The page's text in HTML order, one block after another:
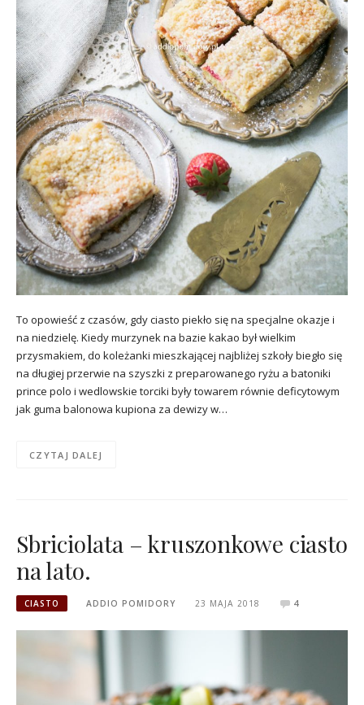
To opowieść z czasów, gdy ciasto piekło się na specjalne okazje i
na niedzielę. Kiedy murzynek na bazie kakao był wielkim
przysmakiem, do koleżanki mieszkającej najbliżej szkoły biegło się
na długiej przerwie na szyszki z preparowanego ryżu a batoniki
prince polo i wedlowskie torciki były towarem równie deficytowym
jak guma balonowa kupiona za dewizy w…
CZYTAJ DALEJ
Sbriciolata – kruszonkowe ciasto
na lato.
CIASTO ADDIO POMIDORY 23 MAJA 2018 4